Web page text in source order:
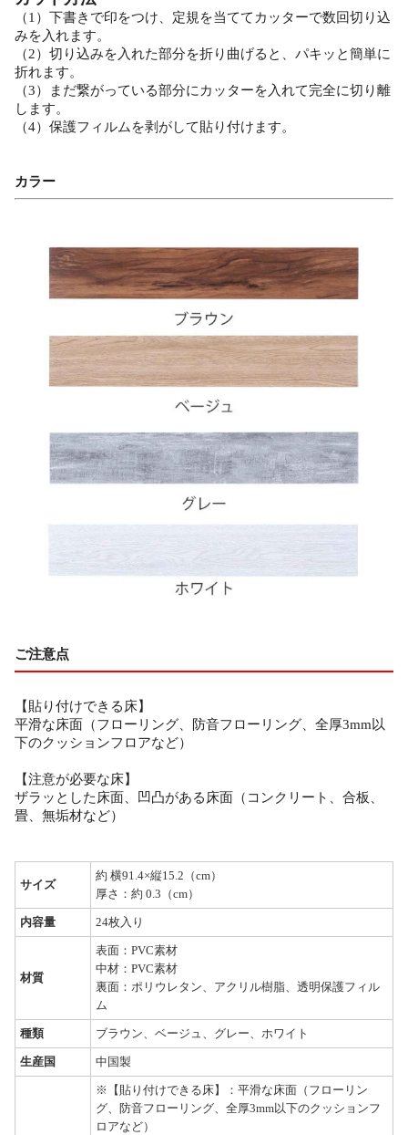
（1）下書きで印をつけ、定規を当ててカッターで数回切り込
みを入れます。
（2）切り込みを入れた部分を折り曲げると、パキッと簡単に
折れます。
（3）まだ繋がっている部分にカッターを入れて完全に切り離
します。
（4）保護フィルムを剥がして貼り付けます。
カラー
ご注意点
【貼り付けできる床】
平滑な床面（フローリング、防音フローリング、全厚3mm以
下のクッションフロアなど）
【注意が必要な床】
ザラッとした床面、凹凸がある床面（コンクリート、合板、
畳、無垢材など）
サイズ
約 横91.4×縦15.2（cm）
厚さ：約 0.3（cm）
内容量 24枚入り
材質
表面：PVC素材
中材：PVC素材
裏面：ポリウレタン、アクリル樹脂、透明保護フィル
ム
種類 ブラウン、ベージュ、グレー、ホワイト
生産国 中国製
※【貼り付けできる床】：平滑な床面（フローリン
グ、防音フローリング、全厚3mm以下のクッションフ
ロアなど）